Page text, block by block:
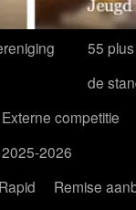
55
de
Externe competitie
2025-2026
Remise